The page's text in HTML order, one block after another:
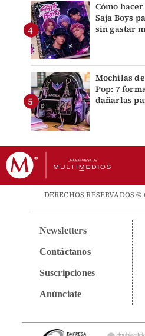
Cómo
Saja Boys
sin gastar
Mochilas
Pop: 7
dañarlas
DERECHOS RESERVADOS
Newsletters
Contáctanos
Suscripciones
Anúnciate